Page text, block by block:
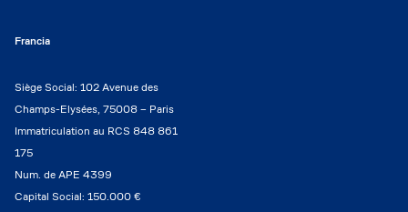
Francia
Siège Social: 102 Avenue des
Champs-Elysées, 75008 – Paris
Immatriculation au RCS 848 861
175
Num. de APE 4399
Capital Social: 150.000 €